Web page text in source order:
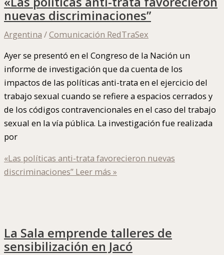
nuevas discriminaciones”
Argentina /Comunicación RedTraSex
Ayer se presentó en el Congreso de la Nación un
informe de investigación que da cuenta de los
impactos de las políticas anti-trata en el ejercicio del
trabajo sexual cuando se refiere a espacios cerrados y
de los códigos contravencionales en el caso del trabajo
sexual en la vía pública. La investigación fue realizada
por
«Las políticas anti-trata favorecieron nuevas
discriminaciones” Leer más »
La Sala emprende talleres de
sensibilización en Jacó